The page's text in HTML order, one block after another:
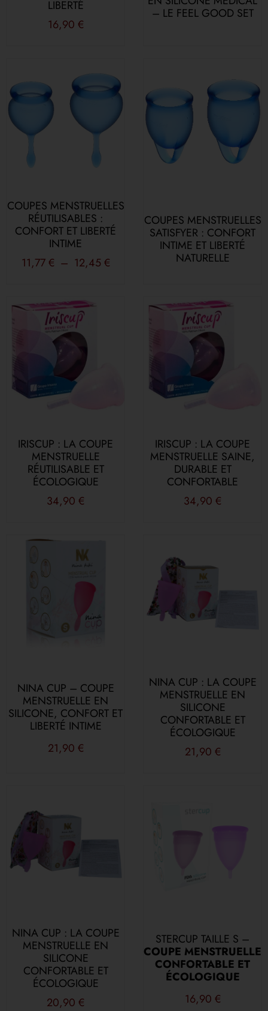
LIBERTÉ
16,90 €
– LE FEEL GOOD SET
COUPES MENSTRUELLES
RÉUTILISABLES :
CONFORT ET LIBERTÉ
INTIME
11,77€ – 12,45 €
COUPES MENSTRUELLES
SATISFYER : CONFORT
INTIME ET LIBERTÉ
NATURELLE
IRISCUP : LA COUPE
MENSTRUELLE
RÉUTILISABLE ET
ÉCOLOGIQUE
34,90 €
IRISCUP : LA COUPE
MENSTRUELLE SAINE,
DURABLE ET
CONFORTABLE
34,90 €
NINA CUP – COUPE
MENSTRUELLE EN
SILICONE, CONFORT ET
LIBERTÉ INTIME
21,90 €
NINA CUP : LA COUPE
MENSTRUELLE EN
SILICONE
CONFORTABLE ET
ÉCOLOGIQUE
21,90 €
NINA CUP : LA COUPE
MENSTRUELLE EN
SILICONE
CONFORTABLE ET
ÉCOLOGIQUE
20,90 €
STERCUP TAILLE S –
COUPE MENSTRUELLE
CONFORTABLE ET
ÉCOLOGIQUE
16,90 €